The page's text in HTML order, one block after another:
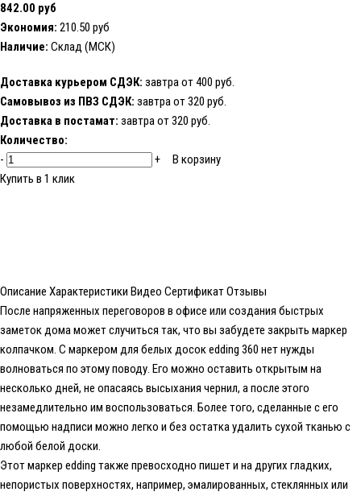
842.00 руб
Экономия: 210.50 руб
Наличие: Склад (МСК)
Доставка курьером СДЭК: завтра от 400 руб.
Самовывоз из ПВЗ СДЭК: завтра от 320 руб.
Доставка в постамат: завтра от 320 руб.
Количество:
-
+
В корзину
Купить в 1 клик
Описание Характеристики Видео СертификатОтзывы
После напряженных переговоров в офисе или создания быстрых
заметок дома может случиться так, что вы забудете закрыть маркер
колпачком. С маркером для белых досок edding 360 нет нужды
волноваться по этому поводу. Его можно оставить открытым на
несколько дней, не опасаясь высыхания чернил, а после этого
незамедлительно им воспользоваться. Более того, сделанные с его
помощью надписи можно легко и без остатка удалить сухой тканью с
любой белой доски.
Этот маркер edding также превосходно пишет и на других гладких,
непористых поверхностях, например, эмалированных, стеклянных или